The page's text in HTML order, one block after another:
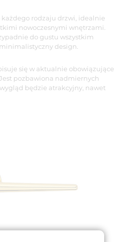
rodzaju drzwi, idealnie
nowoczesnymi wnętrzami.
do gustu wszystkim
design.
się w aktualnie obowiązujące
pozbawiona nadmiernych
będzie atrakcyjny, nawet